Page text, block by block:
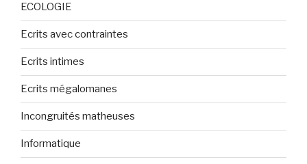
ECOLOGIE
Ecrits avec contraintes
Ecrits intimes
Ecrits mégalomanes
Incongruités matheuses
Informatique